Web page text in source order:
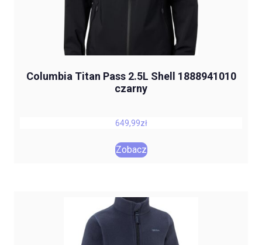
Columbia Titan Pass 2.5L Shell 1888941010
czarny
649,99zł
Zobacz